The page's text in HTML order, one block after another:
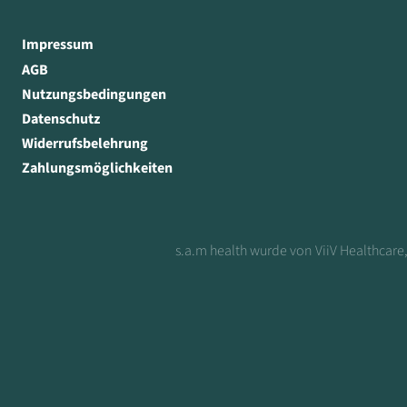
Impressum
AGB
Nutzungsbedingungen
Datenschutz
Widerrufsbelehrung
Zahlungsmöglichkeiten
s.a.m health wurde von ViiV